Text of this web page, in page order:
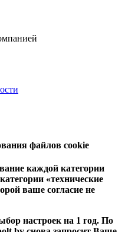
файлов cookie
каждой категории
«технические
ваше согласие не
настроек на 1 год. По